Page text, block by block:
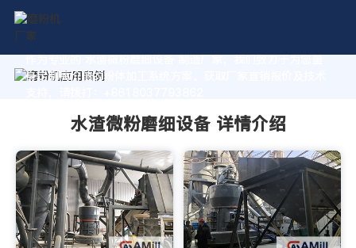
作为专业的 水渣微粉磨细设备 制造厂家，我们致力于为您量
身定制高价值的粉体加工系统方案。获取厂家直销报价及技术
水渣微粉磨细设备 详情介绍